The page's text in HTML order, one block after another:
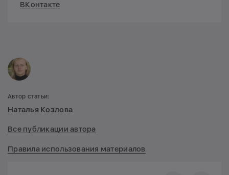
ВКонтакте
Автор статьи:
Наталья Козлова
Все публикации автора
Правила использования материалов